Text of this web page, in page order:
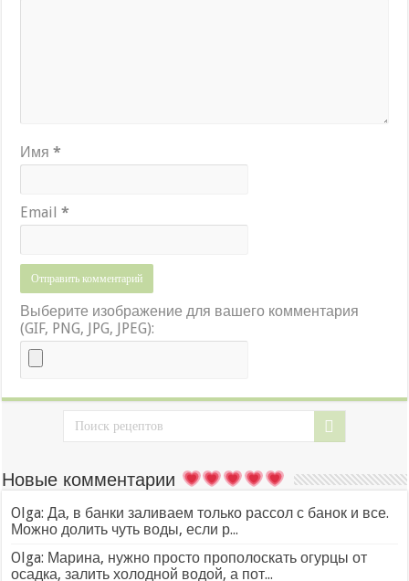
Имя*
Email*
Выберите изображение для вашего комментария
(GIF, PNG, JPG, JPEG):
Новые комментарии
Olga: Да, в банки заливаем только рассол с банок и все.
Можно долить чуть воды, если р...
Olga: Марина, нужно просто прополоскать огурцы от
осадка, залить холодной водой, а пот...